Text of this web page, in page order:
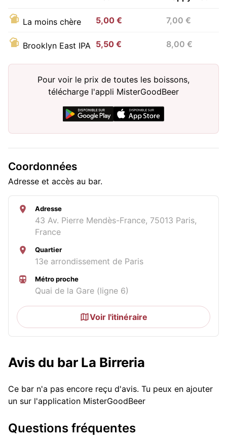
La moins chère 5,00 € 7,00 €
Brooklyn East IPA 5,50 € 8,00 €
Pour voir le prix de toutes les boissons,
télécharge l'appli MisterGoodBeer
Coordonnées
Adresse et accès au bar.
Adresse
43 Av. Pierre Mendès-France, 75013 Paris,
France
Quartier
13e arrondissement de Paris
Métro proche
Quai de la Gare (ligne 6)
Voir l'itinéraire
Avis du bar La Birreria
Ce bar n'a pas encore reçu d'avis. Tu peux en ajouter
un sur l'application MisterGoodBeer
Questions fréquentes